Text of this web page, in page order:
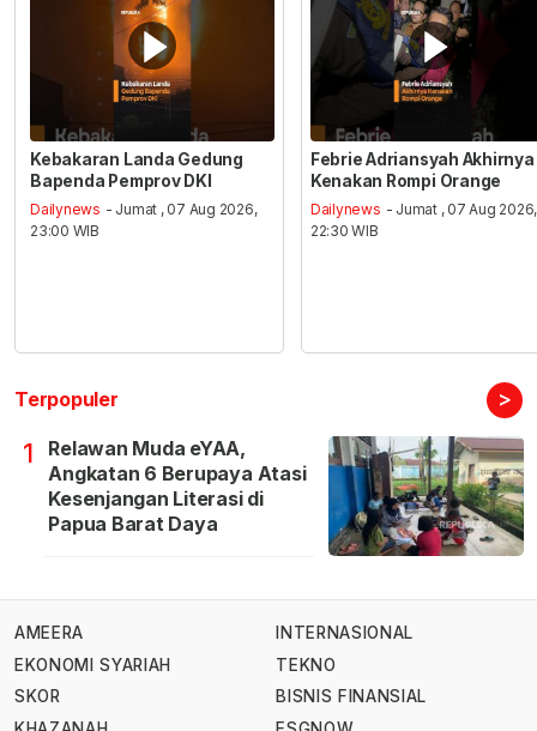
Kebakaran Landa Gedung
Bapenda Pemprov DKI
Dailynews - Jumat , 07 Aug 2026,
23:00 WIB
Febrie Adriansyah Akhirnya
Kenakan Rompi Orange
Dailynews - Jumat , 07 Aug 2026,
22:30 WIB
Terpopuler >
1
Relawan Muda eYAA,
Angkatan 6 Berupaya Atasi
Kesenjangan Literasi di
Papua Barat Daya
AMEERA
EKONOMI SYARIAH
SKOR
INTERNASIONAL
TEKNO
BISNIS FINANSIAL